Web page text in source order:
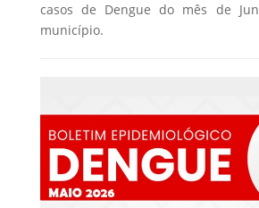
casos de Dengue do mês de
município.